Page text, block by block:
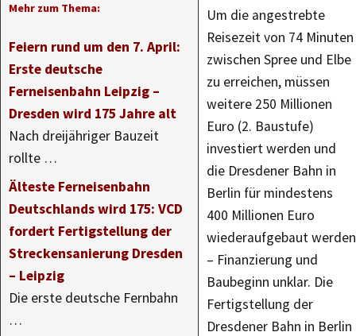
Mehr zum Thema:
Feiern rund um den 7. April:
Erste deutsche
Ferneisenbahn Leipzig –
Dresden wird 175 Jahre alt
Nach dreijähriger Bauzeit
rollte …
Älteste Ferneisenbahn
Deutschlands wird 175: VCD
fordert Fertigstellung der
Streckensanierung Dresden
– Leipzig
Die erste deutsche Fernbahn
…
Um die angestrebte
Reisezeit von 74 Minuten
zwischen Spree und Elbe
zu erreichen, müssen
weitere 250 Millionen
Euro (2. Baustufe)
investiert werden und
die Dresdener Bahn in
Berlin für mindestens
400 Millionen Euro
wiederaufgebaut werden
– Finanzierung und
Baubeginn unklar. Die
Fertigstellung der
Dresdener Bahn in Berlin